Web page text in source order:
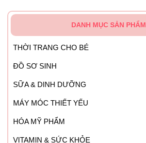
DANH MỤC SẢN PHẨM
THỜI TRANG CHO BÉ
ĐỒ SƠ SINH
SỮA & DINH DƯỠNG
MÁY MÓC THIẾT YẾU
HÓA MỸ PHẨM
VITAMIN & SỨC KHỎE